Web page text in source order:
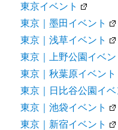
東京イベント
東京｜墨田イベント
東京｜浅草イベント
東京｜上野公園イベン
東京｜秋葉原イベント
東京｜日比谷公園イベ
東京｜池袋イベント
東京｜新宿イベント